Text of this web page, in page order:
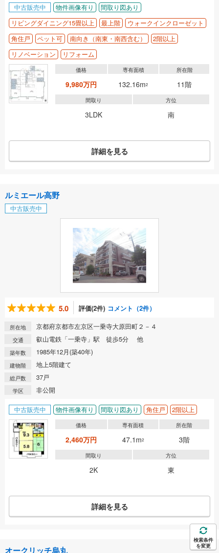
中古販売中 物件画像有り
間取り図あり
リビングダイニング15畳以上
最上階
ウォークインクローゼット
角住戸
ペット可 南向き（南東・南西含む）
2階以上
リノベーション
リフォーム
価格
9,980万円
専有面積
132.16m2
所在階
11階
間取り
3LDK
方位
南
詳細を見る
ルミエール高野
中古販売中
5.0 評価(2件) コメント（2件）
所在地 京都府京都市左京区一乗寺大原田町２－４
交通 叡山電鉄「一乗寺」駅 徒歩5分 他
築年数 1985年12月(築40年)
建物階 地上5階建て
総戸数 37戸
学区 非公開
中古販売中 物件画像有り 間取り図あり 角住戸 2階以上
価格
2,460万円
専有面積
47.1m2
所在階
3階
間取り
2K
方位
東
詳細を見る
オークリッチ烏丸
検索条件
を変更